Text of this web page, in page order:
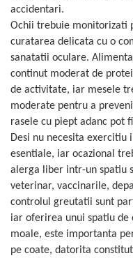
accidentari.
Ochii trebuie monitorizati
curatarea delicata cu o
sanatatii oculare.
continut moderat de
de activitate, iar mesele
moderate pentru a
rasele cu piept adanc pot
Desi nu necesita
esentiale, iar ocazional
alerga liber intr-un spatiu
veterinar, vaccinarile,
controlul greutatii sunt
iar oferirea unui spatiu de
moale, este importanta
pe coate, datorita